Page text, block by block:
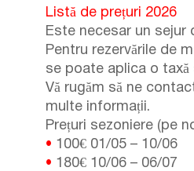
Listă de prețuri 2026
Este necesar un sejur
Pentru rezervările de
se poate aplica o taxă
Vă rugăm să ne
multe informații.
Prețuri sezoniere (pe
• 100€ 01/05 – 10/06
• 180€ 10/06 – 06/07